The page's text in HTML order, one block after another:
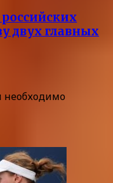
двух главных
необходимо